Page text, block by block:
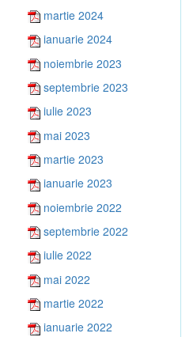
martie 2024
ianuarie 2024
noiembrie 2023
septembrie 2023
iulie 2023
mai 2023
martie 2023
ianuarie 2023
noiembrie 2022
septembrie 2022
iulie 2022
mai 2022
martie 2022
ianuarie 2022